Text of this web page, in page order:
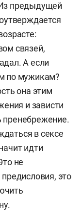
предыдущей
связей,
А если
по мужикам?
она этим
и зависти
в сексе
идти
не
это